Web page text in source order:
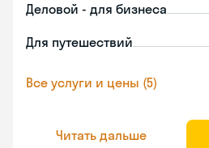
Деловой - для бизнеса
Для путешествий
Все услуги и цены (5)
Читать дальше